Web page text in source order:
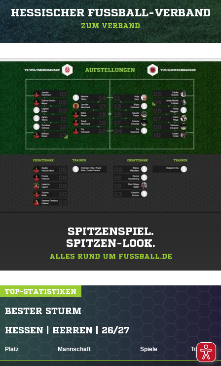
HESSISCHER FUSSBALL-VERBAND
ZUM VERBAND
SPITZENSPIEL.
SPITZEN-LOOK.
ALLES RUND UM FUSSBALL.DE
TOP-STATISTIKEN
BESTER STURM
HESSEN | HERREN | 26/27
Platz Mannschaft Spiele Tore